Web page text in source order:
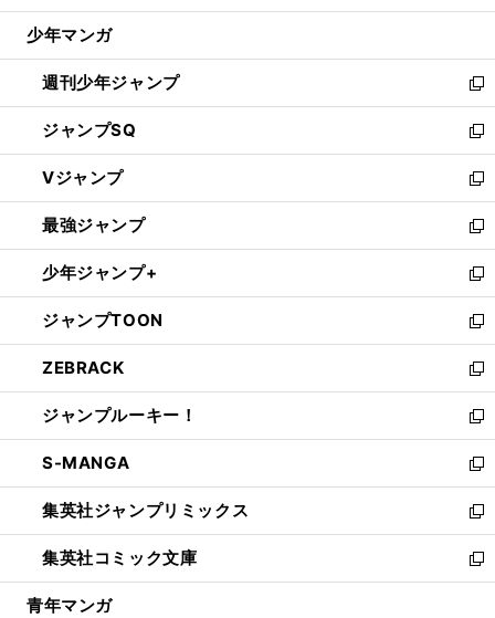
ウ
開
く
少年マンガ
週刊少年ジャンプ
新
し
い
ウ
ィ
ン
ド
ウ
で
開
く
ジャンプSQ
新
し
い
ウ
ィ
ン
ド
ウ
で
開
く
Vジャンプ
新
し
い
ウ
ィ
ン
ド
ウ
で
開
く
最強ジャンプ
新
し
い
ウ
ィ
ン
ド
ウ
で
開
く
少年ジャンプ+
新
し
い
ウ
ィ
ン
ド
ウ
で
開
く
ジャンプTOON
新
し
い
ウ
ィ
ン
ド
ウ
で
開
く
ZEBRACK
新
し
い
ウ
ィ
ン
ド
ウ
で
開
ジャンプルーキー！
新
し
い
ウ
ィ
ン
ド
ウ
S-MANGA
新
し
い
ウ
ィ
ン
集英社ジャンプリミックス
新
し
い
ウ
集英社コミック文庫
新
し
青年マンガ